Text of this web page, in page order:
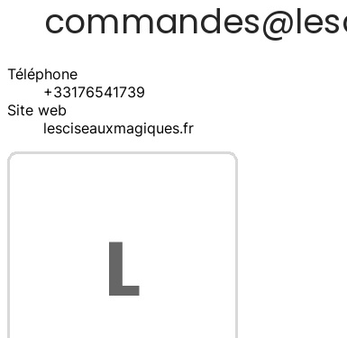
Téléphone
+33176541739
Site web
lesciseauxmagiques.fr